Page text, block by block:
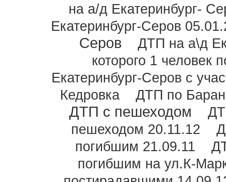
на а/д Екатеринбург-
Екатеринбург-Серов
Серов
ДТП на а\д
которого 1 человек
Екатеринбург-Серов с
Кедровка
ДТП по
ДТП с пешеходом
пешеходом 20.11.12
погибшим 21.09.11
погибшим на ул.К-